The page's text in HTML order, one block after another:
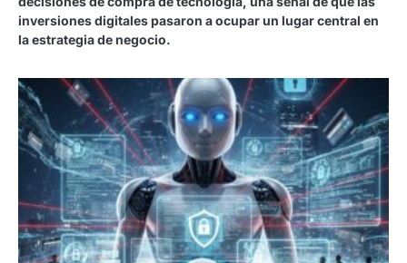
inversiones digitales pasaron a ocupar un lugar central en
la estrategia de negocio.